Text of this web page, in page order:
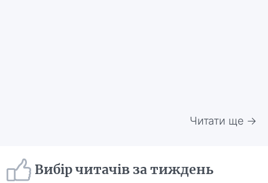
Читати ще →
Вибір читачів за тиждень